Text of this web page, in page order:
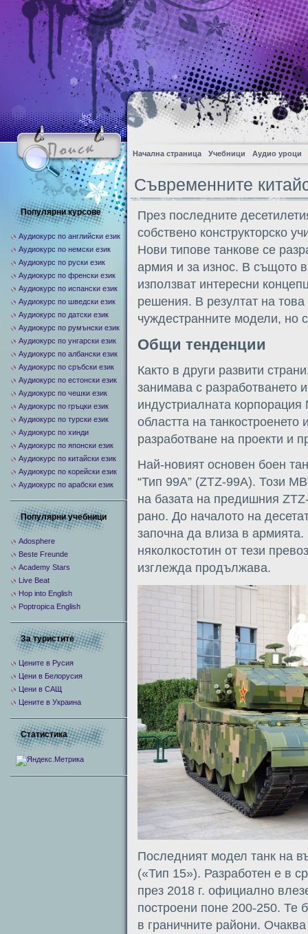
Начална страница Учебници Аудио уроци
Съвременните
През последните
собствено конструкторско
Нови типове танкове се
армия и за износ. В същото
използват интересни
решения. В резултат на това
чуждестранните модели, но
Общи тенденции
Както в други развити
занимава с разработването
индустриалната
областта на танкостроенето
разработване на проекти и
Най-новият основен боен
“Тип 99A” (ZTZ-99A). Този
на базата на предишния
рано. До началото на
започна да влиза в
няколкостотин от тези
изглежда продължава.
Последният модел танк на
(«Тип 15»). Разработен е в
през 2018 г. официално
построени поне 200-250. Те
в граничните райони.
Популярни курсове
Аудиокурс по английски език
Аудиокурс по немски език
Аудиокурс по руски език
Аудиокурс по френски език
Аудиокурс по испански език
Аудиокурс по шведски език
Аудиокурс по датски език
Аудиокурс по румънски език
Аудиокурс по унгарски език
Аудиокурс по албански език
Аудиокурс по сръбски език
Аудиокурс по естонски език
Аудиокурс по чешки език
Аудиокурс по гръцки език
Аудиокурс по турски език
Аудиокурс по хинди
Аудиокурс по японски език
Аудиокурс по китайски език
Аудиокурс по корейски език
Аудиокурс по арабски език
Популярни учебници
Adosphere
Beste Freunde
Academy Stars
Live Beat
Hop into English
Poptropica English
За туристите
Цените в Русия
Цени в Белорусия
Цени в САЩ
Цените в Украина
Статистика